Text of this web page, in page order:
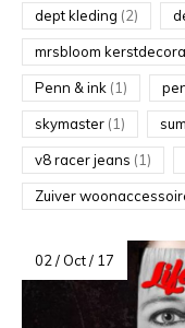
dept kleding (2)
mrsbloom
Penn & ink (1)
skymaster (1)
v8 racer jeans (1)
Zuiver
02 / Oct / 17